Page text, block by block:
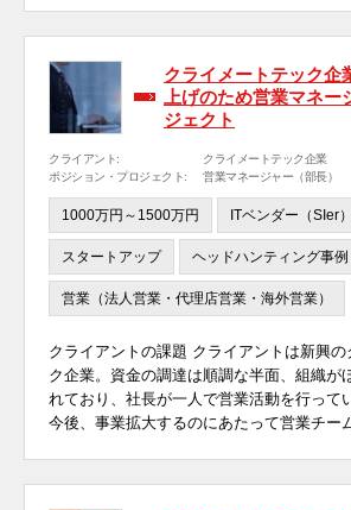
クライメートテック企
上げのため営業マネー
ジェクト
クライアント:
クライメートテック企業
ポジション・プロジェクト:
営業マネージャー（部長）
1000万円～1500万円 ITベンダー（SIer）
スタートアップ ヘッドハンティング事例
営業（法人営業・代理店営業・海外営業）
クライアントの課題 クライアントは新興の
ク企業。資金の調達は順調な半面、組織が
れており、社長が一人で営業活動を行って
今後、事業拡大するのにあたって営業チ